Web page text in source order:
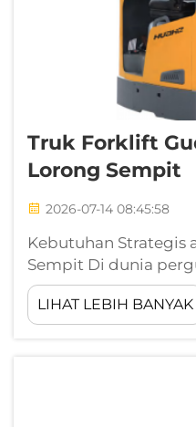
Truk Forklift
Lorong Sempit
2026-07-14 08:45:58
Kebutuhan Strategis
Sempit Di dunia
ruang lantai
paling mahal yang
bisnis. Seiring
LIHAT LEBIH BANYAK